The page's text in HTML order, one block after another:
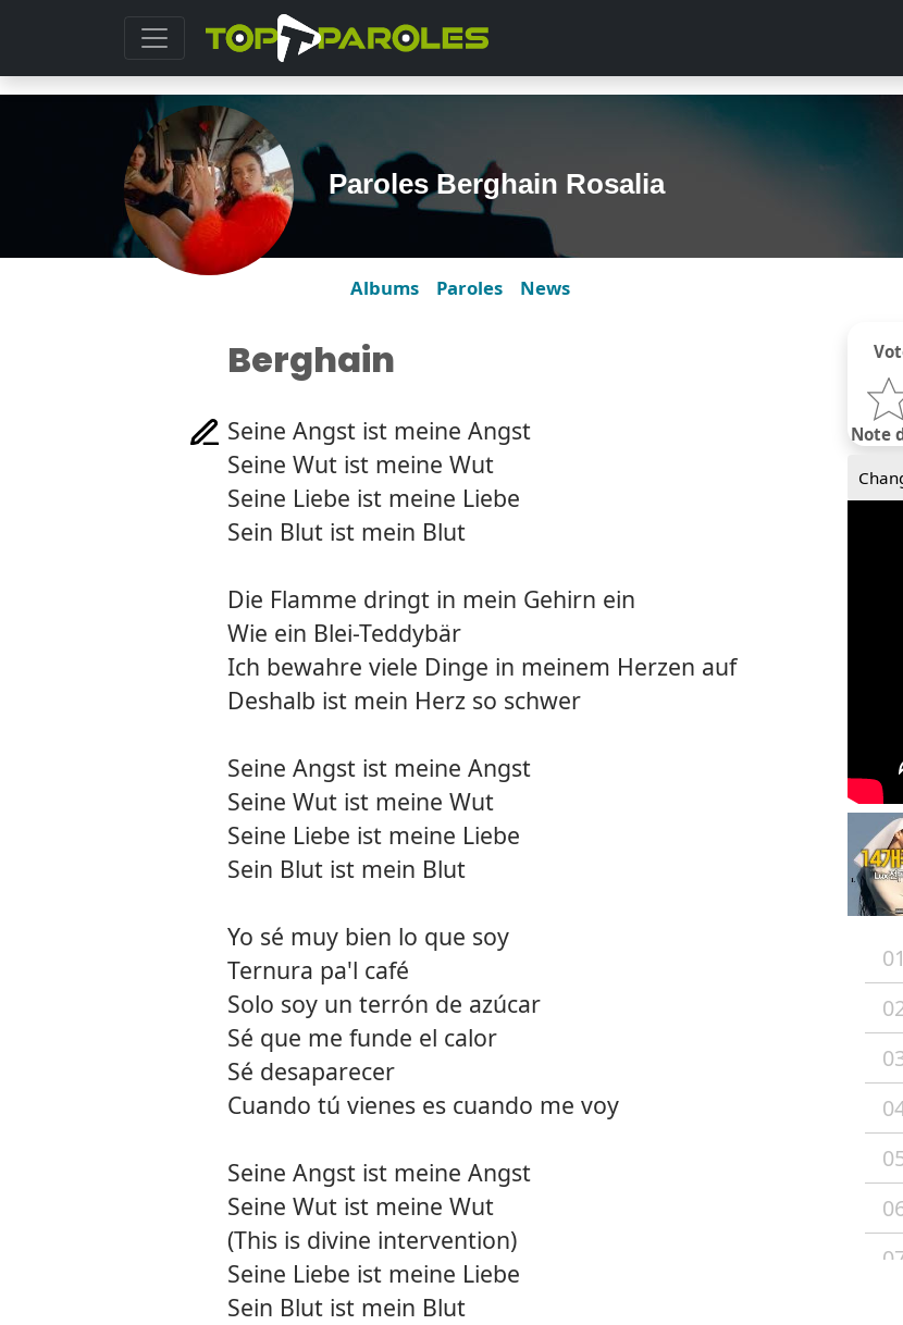
Paroles Berghain Rosalia
Albums Paroles News
Note
Berghain
Seine Angst ist meine Angst
Seine Wut ist meine Wut
Seine Liebe ist meine Liebe
Sein Blut ist mein Blut
Die Flamme dringt in mein Gehirn ein
Wie ein Blei-Teddybär
Ich bewahre viele Dinge in meinem Herzen auf
Deshalb ist mein Herz so schwer
Seine Angst ist meine Angst
Seine Wut ist meine Wut
Seine Liebe ist meine Liebe
Sein Blut ist mein Blut
Yo sé muy bien lo que soy
Ternura pa'l café
Solo soy un terrón de azúcar
Sé que me funde el calor
Sé desaparecer
Cuando tú vienes es cuando me voy
Seine Angst ist meine Angst
Seine Wut ist meine Wut
(This is divine intervention)
Seine Liebe ist meine Liebe
Sein Blut ist mein Blut